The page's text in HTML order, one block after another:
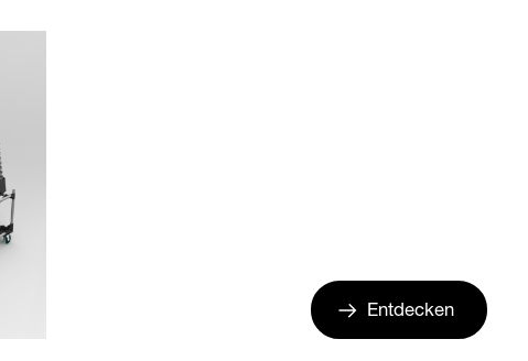
Entdecken